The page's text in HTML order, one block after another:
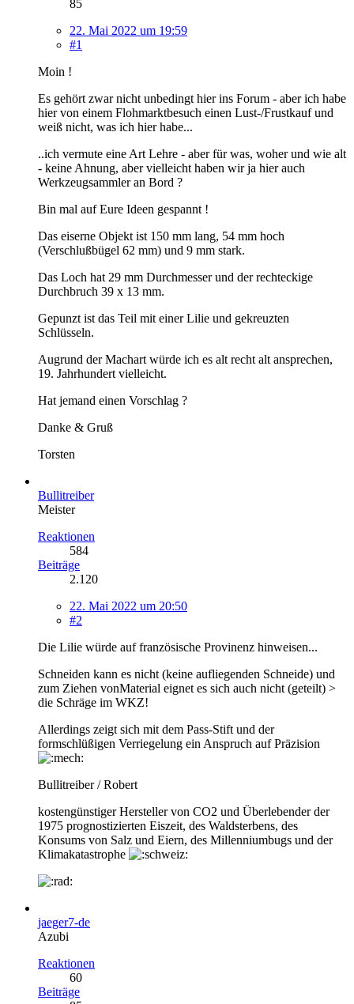
85
22. Mai 2022 um 19:59
#1
Moin !
Es gehört zwar nicht unbedingt hier ins Forum - aber ich habe
hier von einem Flohmarktbesuch einen Lust-/Frustkauf und
weiß nicht, was ich hier habe...
..ich vermute eine Art Lehre - aber für was, woher und wie alt
- keine Ahnung, aber vielleicht haben wir ja hier auch
Werkzeugsammler an Bord ?
Bin mal auf Eure Ideen gespannt !
Das eiserne Objekt ist 150 mm lang, 54 mm hoch
(Verschlußbügel 62 mm) und 9 mm stark.
Das Loch hat 29 mm Durchmesser und der rechteckige
Durchbruch 39 x 13 mm.
Gepunzt ist das Teil mit einer Lilie und gekreuzten
Schlüsseln.
Augrund der Machart würde ich es alt recht alt ansprechen,
19. Jahrhundert vielleicht.
Hat jemand einen Vorschlag ?
Danke & Gruß
Torsten
Bullitreiber
Meister
Reaktionen
584
Beiträge
2.120
22. Mai 2022 um 20:50
#2
Die Lilie würde auf französische Provinenz hinweisen...
Schneiden kann es nicht (keine aufliegenden Schneide) und
zum Ziehen vonMaterial eignet es sich auch nicht (geteilt) >
die Schräge im WKZ!
Allerdings zeigt sich mit dem Pass-Stift und der
formschlüßigen Verriegelung ein Anspruch auf Präzision
Bullitreiber / Robert
kostengünstiger Hersteller von CO2 und Überlebender der
1975 prognostizierten Eiszeit, des Waldsterbens, des
Konsums von Salz und Eiern, des Millenniumbugs und der
Klimakatastrophe
jaeger7-de
Azubi
Reaktionen
60
Beiträge